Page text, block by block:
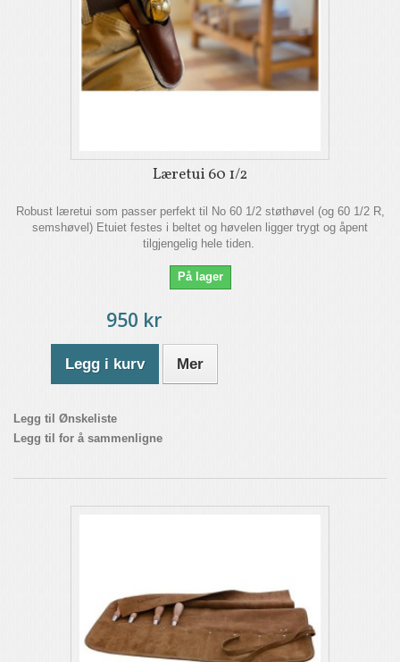
Læretui 60 1/2
Robust læretui som passer perfekt til No 60 1/2 støthøvel (og 60 1/2 R,
semshøvel) Etuiet festes i beltet og høvelen ligger trygt og åpent
tilgjengelig hele tiden.
På lager
950 kr
Legg i kurv Mer
Legg til Ønskeliste
Legg til for å sammenligne